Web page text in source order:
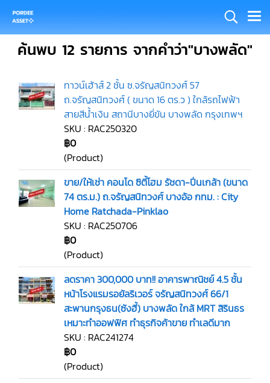
ค้นพบ 12 รายการ จากคำว่า"บางพลัด"
ทาวน์เฮ้าส์ 2 ชั้น ซ.จรัญสนิทวงศ์ 57
ถ.จรัญสนิทวงศ์ ( ขนาด 16 ตร.ว ) ใกล้รถไฟฟ้า
สายสีน้ำเงิน สถานีบางยี่ขัน บางพลัด กรุงเทพฯ
SKU : RAC250320
฿0
(Product)
ขาย/ให้เช่า คอนโด ซิตี้โฮม รัชดา-ปิ่นเกล้า (ขนาด
74 ตร.ม.) ถ.จรัญสนิทวงศ์ บางอ้อ กทม. : City
Home Ratchada-Pinklao
SKU : RAC250706
฿0
(Product)
ลดราคา 300,000 บาท!! อาคารพาณิชย์ 4.5 ชั้น
หน้าโรงแรมรอยัลริเวอร์ จรัญสนิทวงศ์ 66/1
สะพานกรุงธน(ซังฮี้) บางพลัด ใกล้ MRT สิรินธร
เหมาะทำออฟฟิศ ทำธุรกิจค้าขาย ทำเลดีมาก
SKU : RAC241274
฿0
(Product)